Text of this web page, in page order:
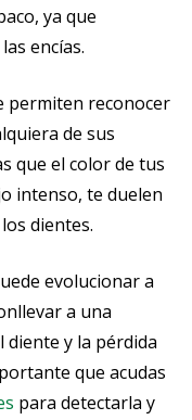
ya que
encías.
permiten reconocer
de sus
que el color de tus
intenso, te duelen
dientes.
evolucionar a
a una
y la pérdida
que acudas
para detectarla y